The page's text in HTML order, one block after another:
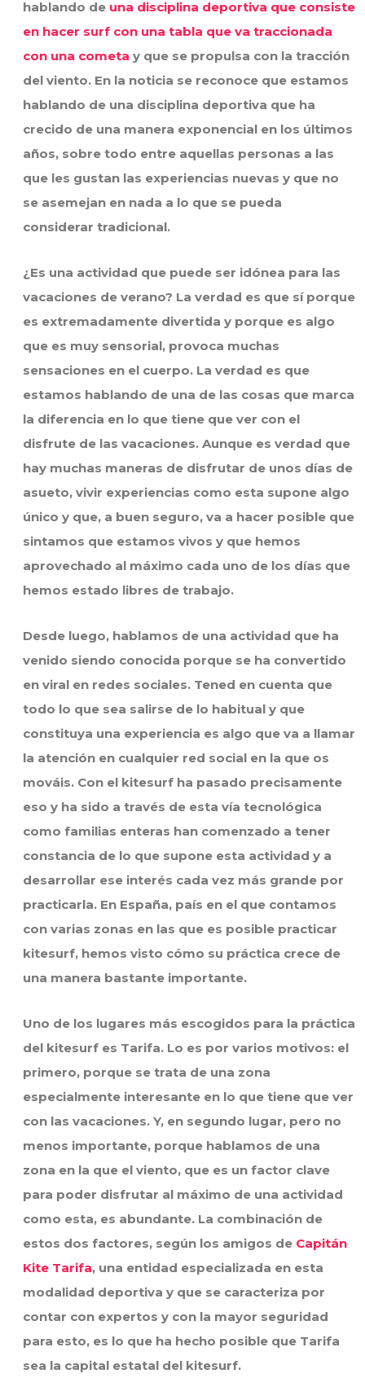
hablando de una disciplina deportiva que consiste
en hacer surf con una tabla que va traccionada
con una cometa y que se propulsa con la tracción
del viento. En la noticia se reconoce que estamos
hablando de una disciplina deportiva que ha
crecido de una manera exponencial en los últimos
años, sobre todo entre aquellas personas a las
que les gustan las experiencias nuevas y que no
se asemejan en nada a lo que se pueda
considerar tradicional.
¿Es una actividad que puede ser idónea para las
vacaciones de verano? La verdad es que sí porque
es extremadamente divertida y porque es algo
que es muy sensorial, provoca muchas
sensaciones en el cuerpo. La verdad es que
estamos hablando de una de las cosas que marca
la diferencia en lo que tiene que ver con el
disfrute de las vacaciones. Aunque es verdad que
hay muchas maneras de disfrutar de unos días de
asueto, vivir experiencias como esta supone algo
único y que, a buen seguro, va a hacer posible que
sintamos que estamos vivos y que hemos
aprovechado al máximo cada uno de los días que
hemos estado libres de trabajo.
Desde luego, hablamos de una actividad que ha
venido siendo conocida porque se ha convertido
en viral en redes sociales. Tened en cuenta que
todo lo que sea salirse de lo habitual y que
constituya una experiencia es algo que va a llamar
la atención en cualquier red social en la que os
mováis. Con el kitesurf ha pasado precisamente
eso y ha sido a través de esta vía tecnológica
como familias enteras han comenzado a tener
constancia de lo que supone esta actividad y a
desarrollar ese interés cada vez más grande por
practicarla. En España, país en el que contamos
con varias zonas en las que es posible practicar
kitesurf, hemos visto cómo su práctica crece de
una manera bastante importante.
Uno de los lugares más escogidos para la práctica
del kitesurf es Tarifa. Lo es por varios motivos: el
primero, porque se trata de una zona
especialmente interesante en lo que tiene que ver
con las vacaciones. Y, en segundo lugar, pero no
menos importante, porque hablamos de una
zona en la que el viento, que es un factor clave
para poder disfrutar al máximo de una actividad
como esta, es abundante. La combinación de
estos dos factores, según los amigos de Capitán
Kite Tarifa, una entidad especializada en esta
modalidad deportiva y que se caracteriza por
contar con expertos y con la mayor seguridad
para esto, es lo que ha hecho posible que Tarifa
sea la capital estatal del kitesurf.